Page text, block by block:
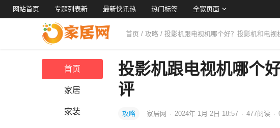
网站首页 专题列表新 最新快讯热 热门标签 全宽页面
首页 / 攻略 / 投影机跟电视机哪个好？投影机和电视
首页
家居
家装
投影机跟电视机哪个
评
攻略 家居网 · 2024年 1月 2日 18:57 · 477阅读 ·